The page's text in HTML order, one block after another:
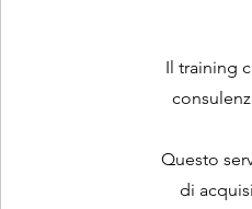
Il training
Questo
di